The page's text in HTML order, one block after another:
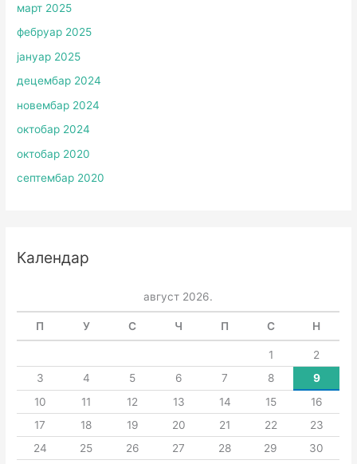
март 2025
фебруар 2025
јануар 2025
децембар 2024
новембар 2024
октобар 2024
октобар 2020
септембар 2020
Календар
август 2026.
П У С Ч П С Н
1
2
3
4 5 6 7 8
9
10
11 12 13 14 15
16
17
18 19 20 21 22
23
24
25 26 27 28 29
30